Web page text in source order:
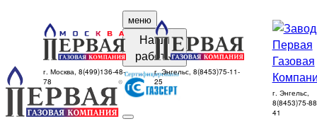
меню
Наши
работы
г. Москва, 8(499)136-48-
78
г. Энгельс, 8(8453)75-11-
25
г. Энгельс,
8(8453)75-
41